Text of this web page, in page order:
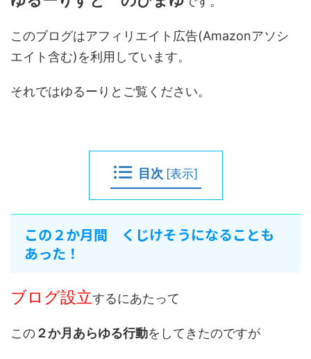
このブログはアフィリエイト広告(Amazonアソシ
エイト含む)を利用しています。
それではゆるーりとご覧ください。
目次 [表示]
この２か月間 くじけそうになることも
あった！
ブログ設立するにあたって
この２か月あらゆる行動をしてきたのですが